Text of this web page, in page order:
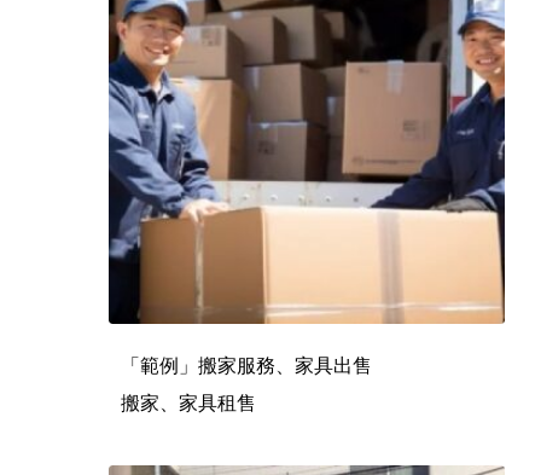
「範例」搬家服務、家具出售
搬家、家具租售